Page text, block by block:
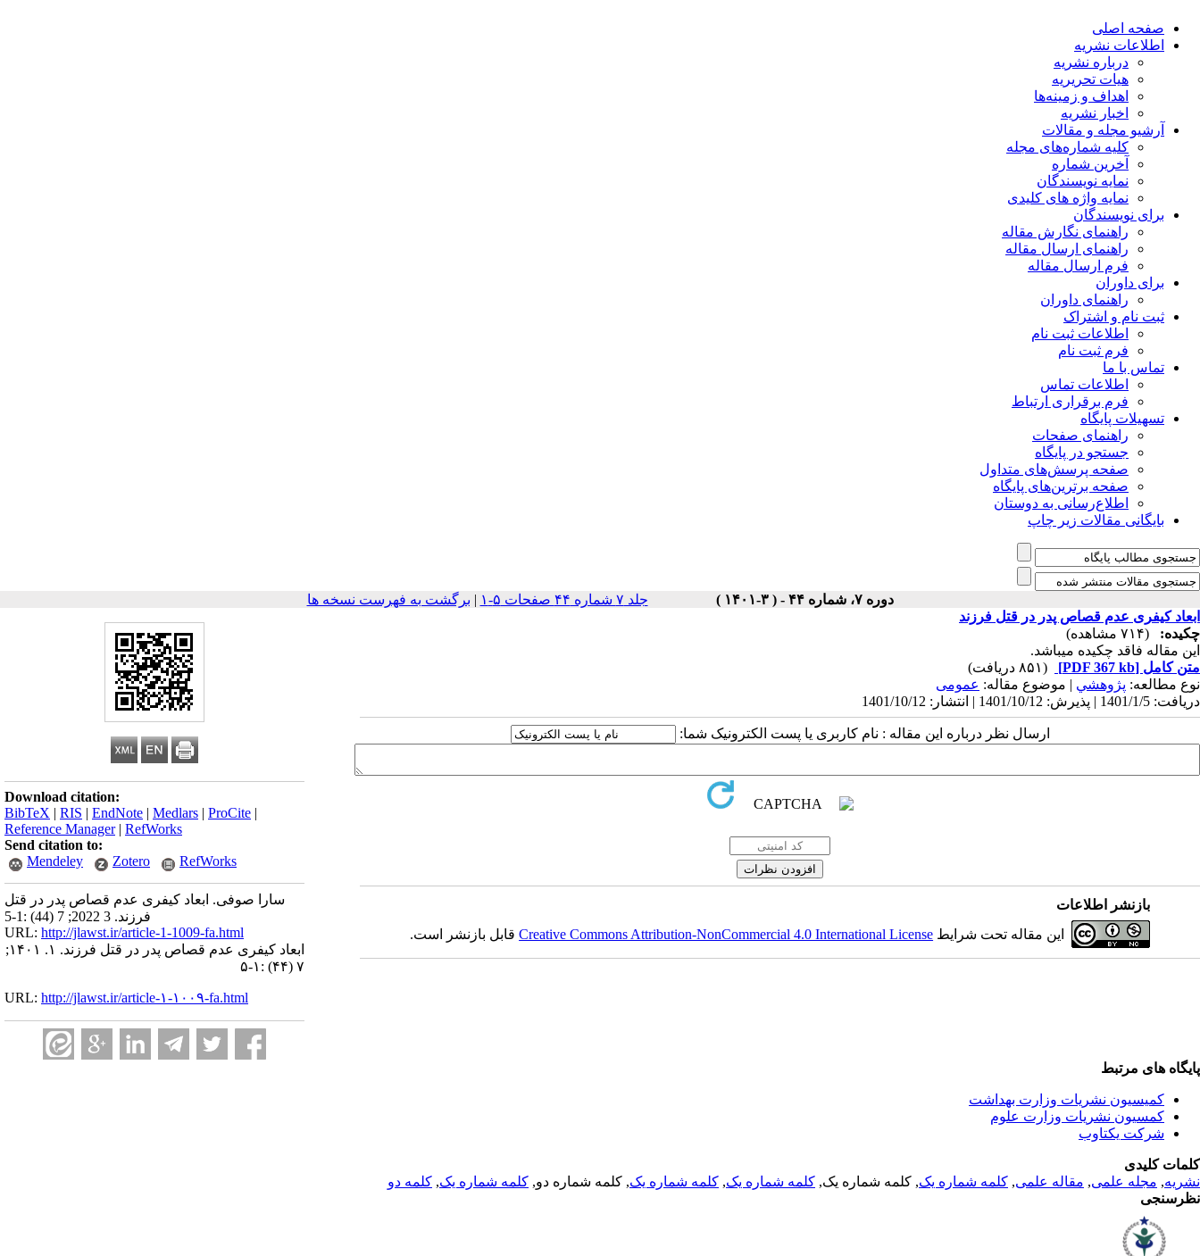
صفحه اصلی
اطلاعات نشریه
درباره نشریه
هیات تحریریه
اهداف و زمینه‌ها
اخبار نشریه
آرشیو مجله و مقالات
کلیه شماره‌های مجله
آخرین شماره
نمایه نویسندگان
نمایه واژه های کلیدی
برای نویسندگان
راهنمای نگارش مقاله
راهنمای ارسال مقاله
فرم ارسال مقاله
برای داوران
راهنمای داوران
ثبت نام و اشتراک
اطلاعات ثبت نام
فرم ثبت نام
تماس با ما
اطلاعات تماس
فرم برقراری ارتباط
تسهیلات پایگاه
راهنمای صفحات
جستجو در پایگاه
صفحه پرسش‌های متداول
صفحه برترین‌های پایگاه
اطلاع‌رسانی به دوستان
بایگانی مقالات زیر چاپ
دوره ۷، شماره ۴۴ - ( ۳-۱۴۰۱ ) جلد ۷ شماره ۴۴ صفحات ۵-۱ | برگشت به فهرست نسخه ها
Download citation:
BibTeX | RIS | EndNote | Medlars | ProCite |
Reference Manager| RefWorks
Send citation to:
Mendeley
Zotero RefWorks
سارا صوفی. ابعاد کیفری عدم قصاص پدر در قتل
فرزند. 3 2022; 7 (44) :1-5
URL: http://jlawst.ir/article-1-1009-fa.html
ابعاد کیفری عدم قصاص پدر در قتل فرزند. ۱. ۱۴۰۱;
۷ (۴۴) :۱-۵
URL: http://jlawst.ir/article-۱-۱۰۰۹-fa.html
ابعاد کیفری عدم قصاص پدر در قتل فرزند
چکیده:
(۷۱۴ مشاهده)
این مقاله فاقد چکیده می​باشد.
متن کامل [PDF 367 kb]
(۸۵۱ دریافت)
نوع مطالعه: پژوهشي | موضوع مقاله: عمومى
دریافت: 1401/1/5 | پذیرش: 1401/10/12 | انتشار: 1401/10/12
ارسال نظر درباره این مقاله : نام کاربری یا پست الکترونیک شما:
بازنشر اطلاعات
این مقاله تحت شرایط Creative Commons Attribution-NonCommercial 4.0 International Licenseقابل بازنشر است.
پایگاه های مرتبط
کمیسیون نشریات وزارت بهداشت
کمسیون نشریات وزارت علوم
شرکت یکتاوب
کلمات کلیدی
نشریه, مجله علمی, مقاله علمی, کلمه شماره یک, کلمه شماره یک, کلمه شماره یک, کلمه شماره یک, کلمه شماره دو, کلمه شماره یک, کلمه دو
نظرسنجی